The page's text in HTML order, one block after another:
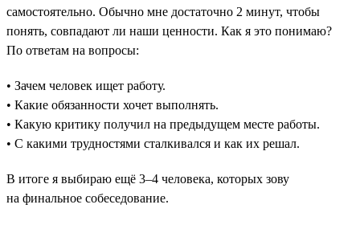
самостоятельно. Обычно мне достаточно 2 минут, чтобы
понять, совпадают ли наши ценности. Как я это понимаю?
По ответам на вопросы:
• Зачем человек ищет работу.
• Какие обязанности хочет выполнять.
• Какую критику получил на предыдущем месте работы.
• С какими трудностями сталкивался и как их решал.
В итоге я выбираю ещё 3–4 человека, которых зову
на финальное собеседование.